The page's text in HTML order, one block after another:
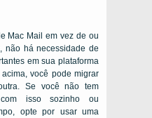
Mac Mail em vez de ou
não há necessidade de
em sua plataforma
você pode migrar
Se você não tem
isso sozinho ou
opte por usar uma